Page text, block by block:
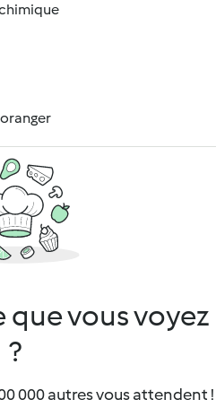
que vous voyez
?
000 autres vous attendent !